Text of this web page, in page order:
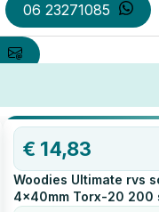
06 23271085
€ 14,83
Woodies Ultimate rvs
4x40mm Torx-20 200